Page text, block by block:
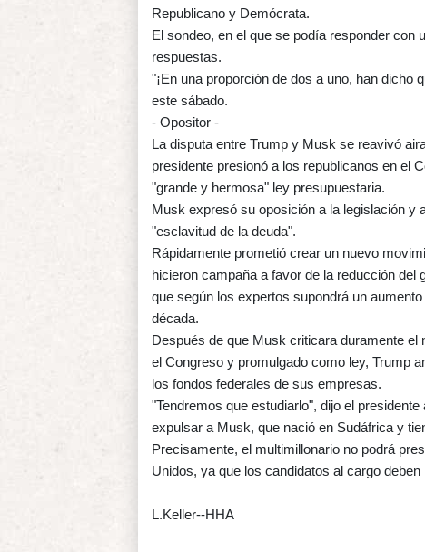
Republicano y Demócrata.
El sondeo, en el que se podía responder con
respuestas.
"¡En una proporción de dos a uno, han dicho
este sábado.
- Opositor -
La disputa entre Trump y Musk se reavivó
presidente presionó a los republicanos en el
"grande y hermosa" ley presupuestaria.
Musk expresó su oposición a la legislación y
"esclavitud de la deuda".
Rápidamente prometió crear un nuevo
hicieron campaña a favor de la reducción del
que según los expertos supondrá un
década.
Después de que Musk criticara duramente el
el Congreso y promulgado como ley, Trump
los fondos federales de sus empresas.
"Tendremos que estudiarlo", dijo el
expulsar a Musk, que nació en Sudáfrica y
Precisamente, el multimillonario no podrá
Unidos, ya que los candidatos al cargo
L.Keller--HHA